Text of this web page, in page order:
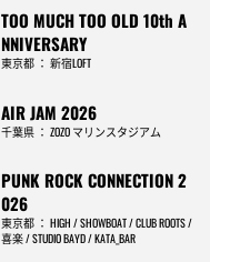
TOO MUCH TOO OLD 10th A
NNIVERSARY
東京都 ：新宿LOFT
AIR JAM 2026
千葉県 ：ZOZO マリンスタジアム
PUNK ROCK CONNECTION 2
026
東京都 ：HIGH / SHOWBOAT / CLUB ROOTS /
喜楽 / STUDIO BAYD / KATA_BAR